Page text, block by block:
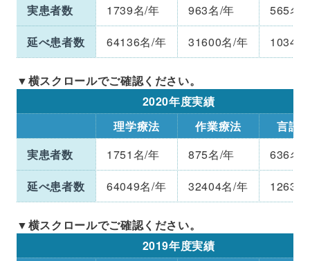
実患者数
1739名/年 963名/年
565名/
延べ患者数
64136名/年 31600名/年 10342
2020年度実績
理学療法
作業療法
言語
実患者数
1751名/年 875名/年
636名/
延べ患者数
64049名/年 32404名/年 12639
2019年度実績